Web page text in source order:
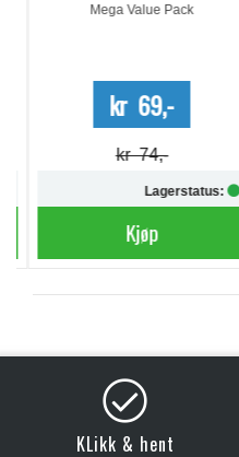
Mega Value Pack
kr 69,-
kr 74,-
Lagerstatus:
Kjøp
KLikk & hent